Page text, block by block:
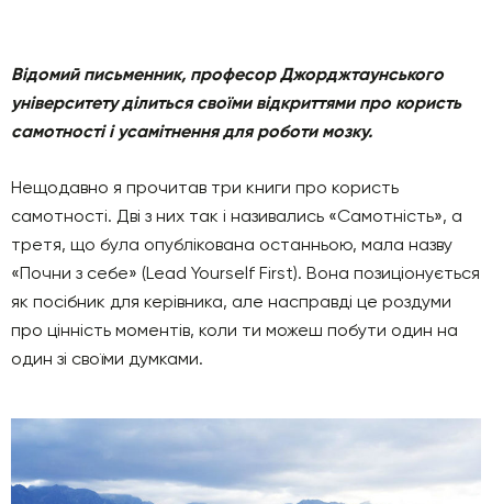
Відомий письменник, професор Джорджтаунського
університету ділиться своїми відкриттями про користь
самотності і усамітнення для роботи мозку.
Нещодавно я прочитав три книги про користь
самотності. Дві з них так і називались «Самотність», а
третя, що була опублікована останньою, мала назву
«Почни з себе» (Lead Yourself First). Вона позиціонується
як посібник для керівника, але насправді це роздуми
про цінність моментів, коли ти можеш побути один на
один зі своїми думками.